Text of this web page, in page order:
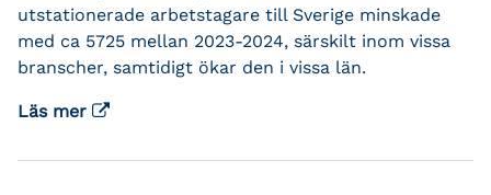
utstationerade arbetstagare till Sverige minskade
med ca 5725 mellan 2023-2024, särskilt inom vissa
branscher, samtidigt ökar den i vissa län.
Läs mer